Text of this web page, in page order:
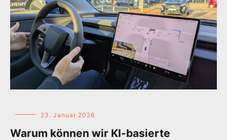
23. Januar 2026
Warum können wir KI-basierte